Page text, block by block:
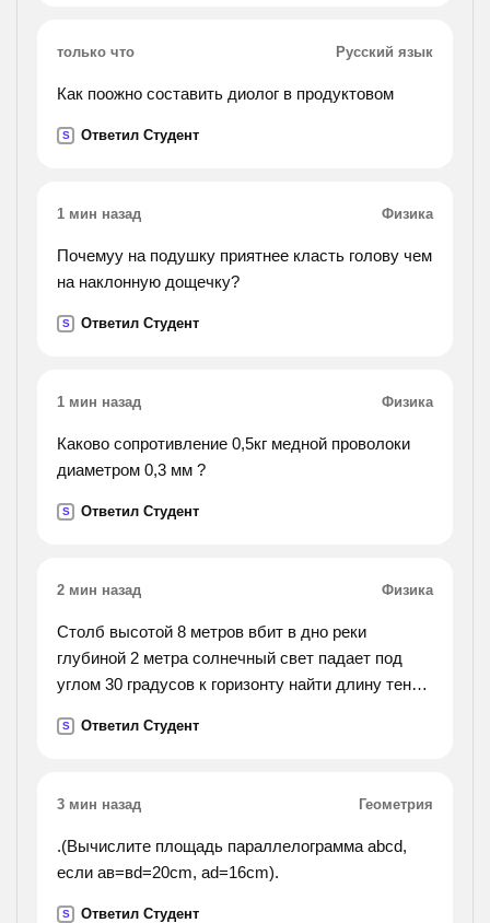
только что Русский язык
Как поожно составить диолог в продуктовом
S Ответил Студент
1 мин назад Физика
Почемуу на подушку приятнее класть голову чем
на наклонную дощечку?
S Ответил Студент
1 мин назад Физика
Каково сопротивление 0,5кг медной проволоки
диаметром 0,3 мм ?
S Ответил Студент
2 мин назад Физика
Столб высотой 8 метров вбит в дно реки
глубиной 2 метра солнечный свет падает под
углом 30 градусов к горизонту найти длину тени
S Ответил Студент
3 мин назад Геометрия
.(Вычислите площадь параллелограмма abcd,
если ав=вd=20cm, ad=16cm).
S Ответил Студент